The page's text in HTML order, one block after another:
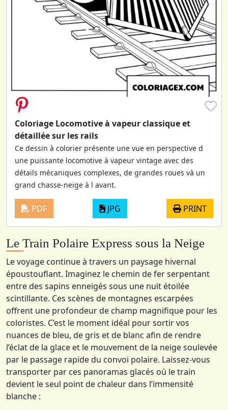
♥
Coloriage Locomotive à vapeur classique et
détaillée sur les rails
Ce dessin à colorier présente une vue en perspective d
une puissante locomotive à vapeur vintage avec des
détails mécaniques complexes, de grandes roues và un
grand chasse-neige à l avant.
PDF JPG PRINT
Le Train Polaire Express sous la Neige
Le voyage continue à travers un paysage hivernal
époustouflant. Imaginez le chemin de fer serpentant
entre des sapins enneigés sous une nuit étoilée
scintillante. Ces scènes de montagnes escarpées
offrent une profondeur de champ magnifique pour les
coloristes. C’est le moment idéal pour sortir vos
nuances de bleu, de gris et de blanc afin de rendre
l’éclat de la glace et le mouvement de la neige soulevée
par le passage rapide du convoi polaire. Laissez-vous
transporter par ces panoramas glacés où le train
devient le seul point de chaleur dans l’immensité
blanche :